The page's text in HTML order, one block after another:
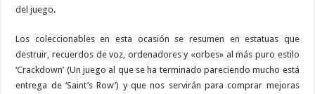
del juego.
Los coleccionables en esta ocasión se resumen en estatuas que
destruir, recuerdos de voz, ordenadores y «orbes» al más puro estilo
‘Crackdown’ (Un juego al que se ha terminado pareciendo mucho está
entrega de ‘Saint’s Row’) y que nos servirán para comprar mejoras